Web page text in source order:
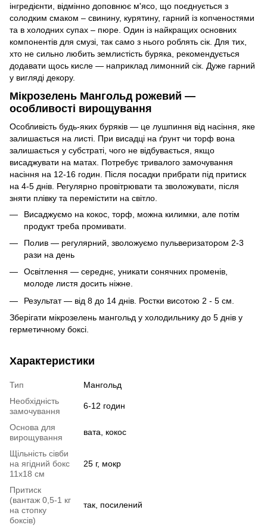
інгредієнти, відмінно доповнює м'ясо, що поєднується з
солодким смаком – свинину, курятину, гарний із копченостями
та в холодних супах – пюре. Один із найкращих основних
компонентів для смузі, так само з нього роблять сік. Для тих,
хто не сильно любить землистість буряка, рекомендується
додавати щось кисле — наприклад лимонний сік. Дуже гарний
у вигляді декору.
Мікрозелень Мангольд рожевий —
особливості вирощування
Особливість будь-яких буряків — це лушпиння від насіння, яке
залишається на листі. При висадці на ґрунт чи торф вона
залишається у субстраті, чого не відбувається, якщо
висаджувати на матах. Потребує тривалого замочування
насіння на 12-16 годин. Після посадки прибрати під притиск
на 4-5 днів. Регулярно провітрювати та зволожувати, після
зняти плівку та перемістити на світло.
Висаджуємо на кокос, торф, можна килимки, але потім
продукт треба промивати.
Полив — регулярний, зволожуємо пульверизатором 2-3
рази на день
Освітлення — середнє, уникати сонячних променів,
молоде листя досить ніжне.
Результат — від 8 до 14 днів. Ростки висотою 2 - 5 см.
Зберігати мікрозелень мангольд у холодильнику до 5 днів у
герметичному боксі.
Характеристики
Тип
Мангольд
Необхідність
замочування
6-12 годин
Основа для
вирощування
вата, кокос
Щільність сівби
на ягідний бокс
11х18 см
25 г, мокр
Притиск
(вантаж 0,5-1 кг
на стопку
боксів)
так, посилений